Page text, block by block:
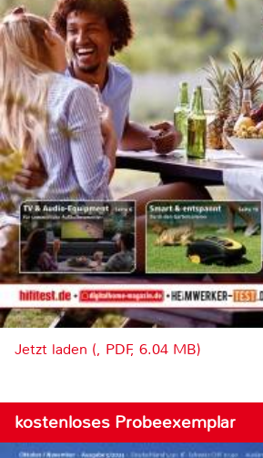
Jetzt laden (, PDF, 6.04 MB)
kostenloses Probeexemplar